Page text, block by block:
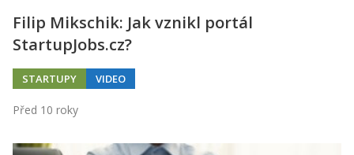
Filip Mikschik: Jak vznikl portál
StartupJobs.cz?
STARTUPY VIDEO
Před 10 roky